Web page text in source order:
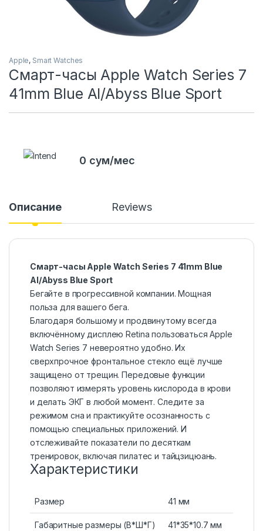
Apple, Smart Watches
Смарт-часы Apple Watch Series 7
41mm Blue Al/Abyss Blue Sport
0 сум/мес
Описание Reviews
Смарт-часы Apple Watch Series 7 41mm Blue
Al/Abyss Blue Sport
Бегайте в прогрессивной компании. Мощная
польза для вашего бега.
Благодаря большому и продвинутому всегда
включённому дисплею Retina пользоваться Apple
Watch Series 7 невероятно удобно. Их
сверхпрочное фронтальное стекло ещё лучше
защищено от трещин. Передовые функции
позволяют измерять уровень кислорода в крови
и делать ЭКГ в любой момент. Следите за
режимом сна и практикуйте осознанность с
помощью специальных приложений. И
отслеживайте показатели по десяткам
тренировок, включая пилатес и тайцзицюань.
Характеристики
Размер 41 мм
Габаритные размеры (В*Ш*Г) 41*35*10.7 мм